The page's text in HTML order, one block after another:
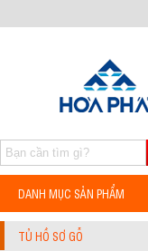
DANH MỤC SẢN PHẨM
TỦ HỒ SƠ GỖ